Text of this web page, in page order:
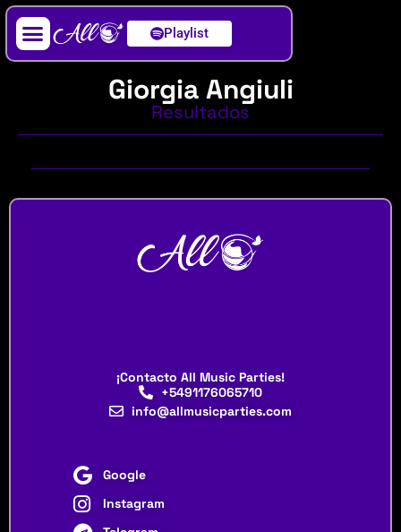
Playlist
Giorgia Angiuli
Resultados
¡Contacto All Music Parties!
+5491176065710
info@allmusicparties.com
Google
Instagram